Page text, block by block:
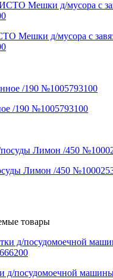
Мешки д/мусора с
/190 №1005793100
Лимон /450
товары
д/посудомоечной